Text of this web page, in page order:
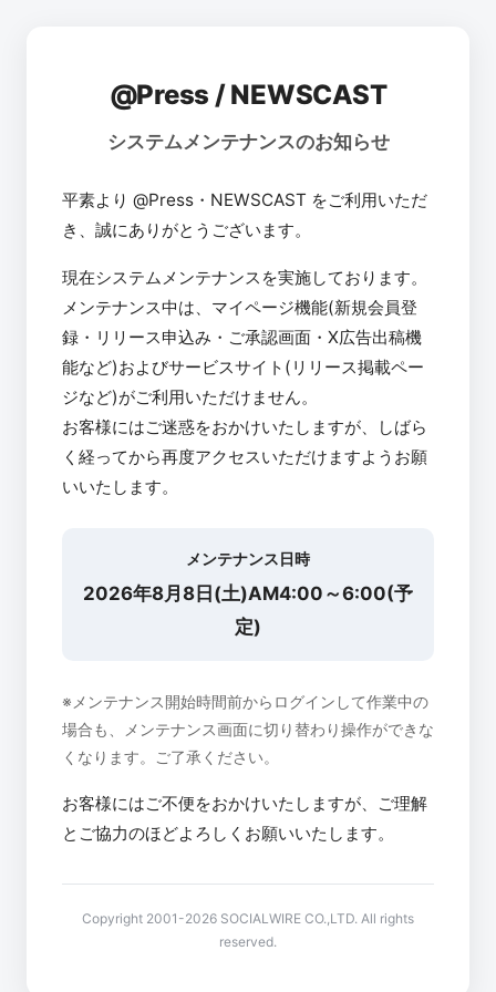
@Press / NEWSCAST
システムメンテナンスのお知らせ
平素より @Press・NEWSCAST をご利用いただ
き、誠にありがとうございます。
現在システムメンテナンスを実施しております。
メンテナンス中は、マイページ機能(新規会員登
録・リリース申込み・ご承認画面・X広告出稿機
能など)およびサービスサイト(リリース掲載ペー
ジなど)がご利用いただけません。
お客様にはご迷惑をおかけいたしますが、しばら
く経ってから再度アクセスいただけますようお願
いいたします。
メンテナンス日時
2026年8月8日(土)AM4:00～6:00(予
定)
※メンテナンス開始時間前からログインして作業中の
場合も、メンテナンス画面に切り替わり操作ができな
くなります。ご了承ください。
お客様にはご不便をおかけいたしますが、ご理解
とご協力のほどよろしくお願いいたします。
Copyright 2001-2026 SOCIALWIRE CO.,LTD. All rights
reserved.